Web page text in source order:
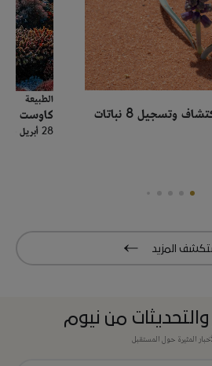
"البيئة" و"نيوم" تُعلنان اكتشاف وتسجيل 8 نباتات
الطبيعة
كاوست
28 أبريل ، 2024
المزيد
من نيوم
المثيرة حول المستقبل